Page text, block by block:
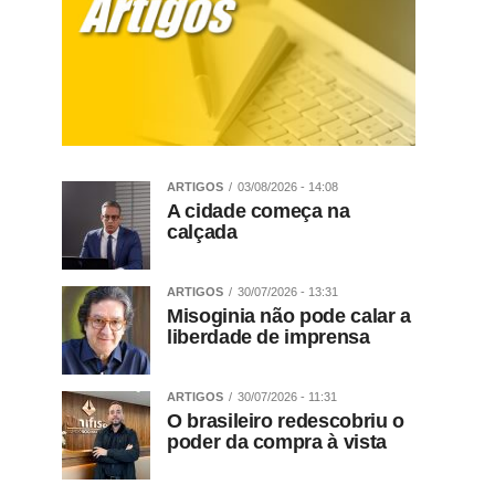
ARTIGOS 03/08/2026 - 14:08
A cidade começa na
calçada
ARTIGOS 30/07/2026 - 13:31
Misoginia não pode calar a
liberdade de imprensa
ARTIGOS 30/07/2026 - 11:31
O brasileiro redescobriu o
poder da compra à vista